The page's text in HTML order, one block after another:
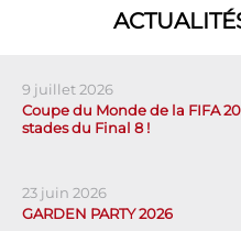
9 juillet 2026
Coupe du Monde de la FIFA
stades du Final 8 !
23 juin 2026
GARDEN PARTY 2026